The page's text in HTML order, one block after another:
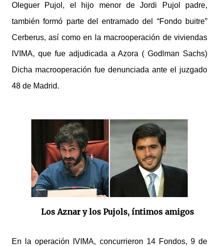
Oleguer Pujol, el hijo menor de Jordi Pujol padre,
también formó parte del entramado del “Fondo buitre”
Cerberus, así como en la macrooperación de viviendas
IVIMA, que fue adjudicada a Azora ( Godlman Sachs)
Dicha macrooperación fue denunciada ante el juzgado
48 de Madrid.
Los Aznar y los Pujols, íntimos amigos
En la operación IVIMA, concurrieron 14 Fondos, 9 de